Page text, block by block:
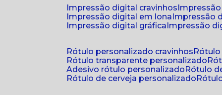
impressão digital cravinhos
impressão digital em lona impressão
impressão digital gráfica impressão
rótulo personalizado cravinhos
rótulo transparente personalizado
adesivo rótulo personalizado
rótulo
rótulo de cerveja personalizado